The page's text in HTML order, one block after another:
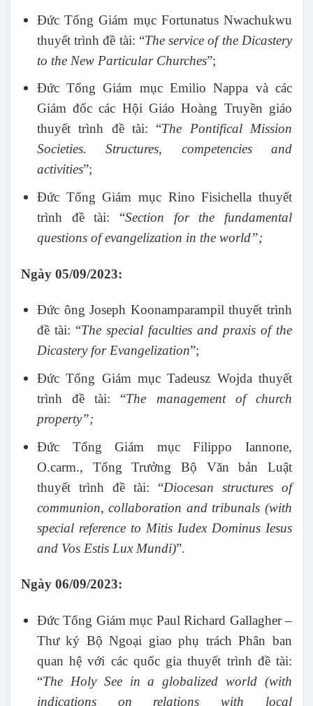
Đức Tổng Giám mục Fortunatus Nwachukwu
thuyết trình đề tài: “The service of the Dicastery
to the New Particular Churches”;
Đức Tổng Giám mục Emilio Nappa và các
Giám đốc các Hội Giáo Hoàng Truyền giáo
thuyết trình đề tài: “The Pontifical Mission
Societies. Structures, competencies and
activities”;
Đức Tổng Giám mục Rino Fisichella thuyết
trình đề tài: “Section for the fundamental
questions of evangelization in the world”;
Ngày 05/09/2023:
Đức ông Joseph Koonamparampil thuyết trình
đề tài: “The special faculties and praxis of the
Dicastery for Evangelization”;
Đức Tổng Giám mục Tadeusz Wojda thuyết
trình đề tài: “The management of church
property”;
Đức Tổng Giám mục Filippo Iannone,
O.carm., Tổng Trưởng Bộ Văn bản Luật
thuyết trình đề tài: “Diocesan structures of
communion, collaboration and tribunals (with
special reference to Mitis Iudex Dominus Iesus
and Vos Estis Lux Mundi)”.
Ngày 06/09/2023:
Đức Tổng Giám mục Paul Richard Gallagher –
Thư ký Bộ Ngoại giao phụ trách Phân ban
quan hệ với các quốc gia thuyết trình đề tài:
“The Holy See in a globalized world (with
indications on relations with local